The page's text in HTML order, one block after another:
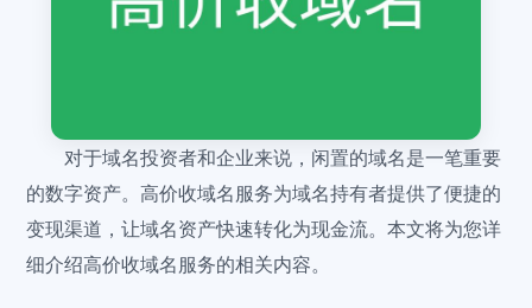
对于域名投资者和企业来说，闲置的域名是一笔重要
的数字资产。高价收域名服务为域名持有者提供了便捷的
变现渠道，让域名资产快速转化为现金流。本文将为您详
细介绍高价收域名服务的相关内容。